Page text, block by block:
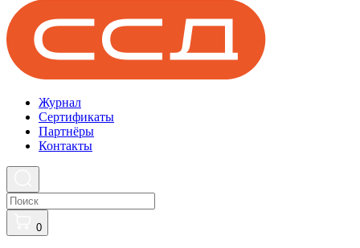
Журнал
Cертификаты
Партнёры
Контакты
0